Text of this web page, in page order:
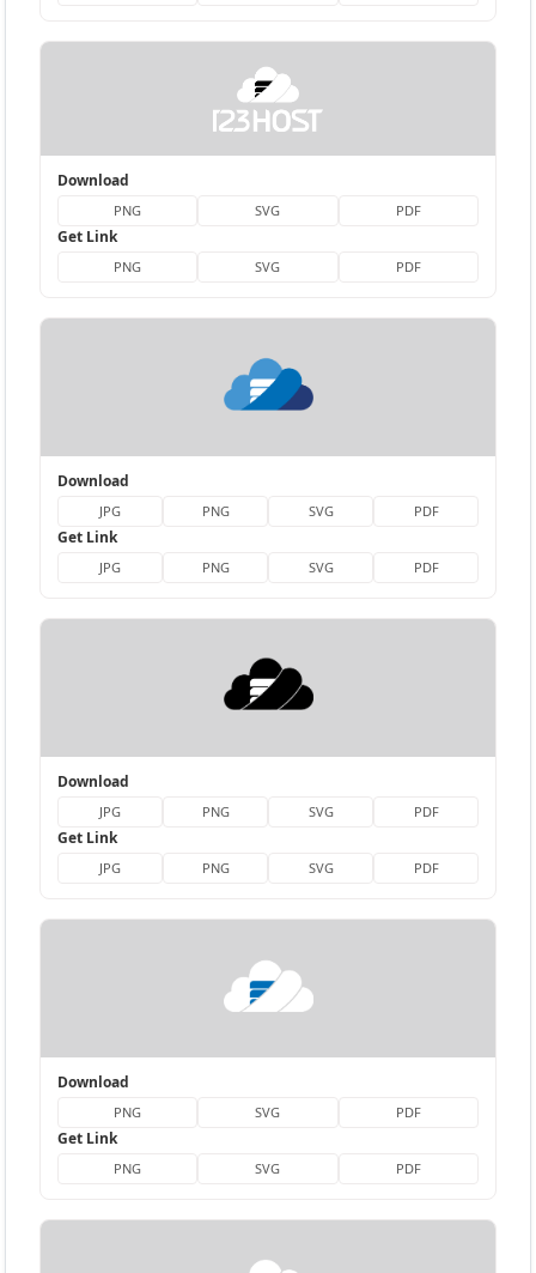
Download
PNG SVG PDF
Get Link
PNG SVG PDF
Download
JPG PNG SVG PDF
Get Link
JPG PNG SVG PDF
Download
JPG PNG SVG PDF
Get Link
JPG PNG SVG PDF
Download
PNG SVG PDF
Get Link
PNG SVG PDF